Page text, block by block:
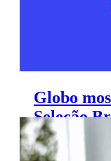
Globo
Seleção
do Sul e